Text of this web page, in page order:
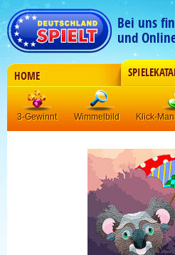
Bei uns
und
HOME
3-Gewinnt Wimmelbild Klick-